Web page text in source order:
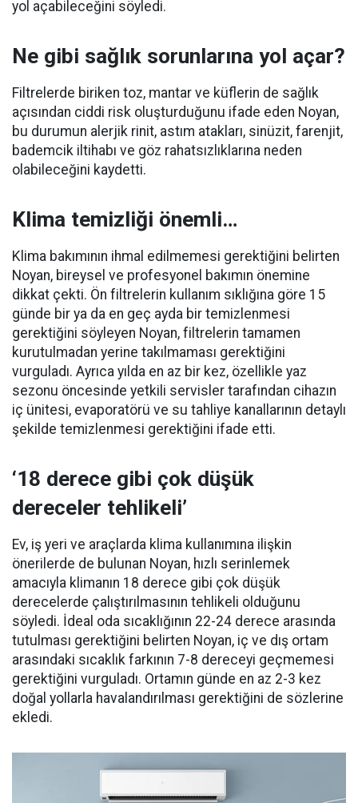
yol açabileceğini söyledi.
Ne gibi sağlık sorunlarına yol açar?
Filtrelerde biriken toz, mantar ve küflerin de sağlık
açısından ciddi risk oluşturduğunu ifade eden Noyan,
bu durumun alerjik rinit, astım atakları, sinüzit, farenjit,
bademcik iltihabı ve göz rahatsızlıklarına neden
olabileceğini kaydetti.
Klima temizliği önemli…
Klima bakımının ihmal edilmemesi gerektiğini belirten
Noyan, bireysel ve profesyonel bakımın önemine
dikkat çekti. Ön filtrelerin kullanım sıklığına göre 15
günde bir ya da en geç ayda bir temizlenmesi
gerektiğini söyleyen Noyan, filtrelerin tamamen
kurutulmadan yerine takılmaması gerektiğini
vurguladı. Ayrıca yılda en az bir kez, özellikle yaz
sezonu öncesinde yetkili servisler tarafından cihazın
iç ünitesi, evaporatörü ve su tahliye kanallarının detaylı
şekilde temizlenmesi gerektiğini ifade etti.
‘18 derece gibi çok düşük
dereceler tehlikeli’
Ev, iş yeri ve araçlarda klima kullanımına ilişkin
önerilerde de bulunan Noyan, hızlı serinlemek
amacıyla klimanın 18 derece gibi çok düşük
derecelerde çalıştırılmasının tehlikeli olduğunu
söyledi. İdeal oda sıcaklığının 22-24 derece arasında
tutulması gerektiğini belirten Noyan, iç ve dış ortam
arasındaki sıcaklık farkının 7-8 dereceyi geçmemesi
gerektiğini vurguladı. Ortamın günde en az 2-3 kez
doğal yollarla havalandırılması gerektiğini de sözlerine
ekledi.